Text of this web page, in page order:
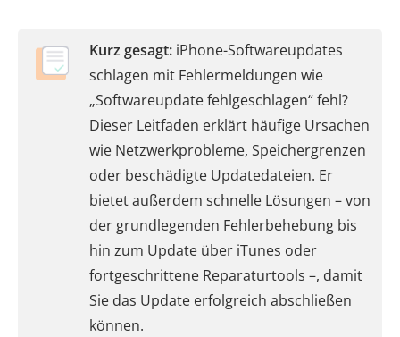
Kurz gesagt: iPhone-Softwareupdates
schlagen mit Fehlermeldungen wie
„Softwareupdate fehlgeschlagen“ fehl?
Dieser Leitfaden erklärt häufige Ursachen
wie Netzwerkprobleme, Speichergrenzen
oder beschädigte Updatedateien. Er
bietet außerdem schnelle Lösungen – von
der grundlegenden Fehlerbehebung bis
hin zum Update über iTunes oder
fortgeschrittene Reparaturtools –, damit
Sie das Update erfolgreich abschließen
können.